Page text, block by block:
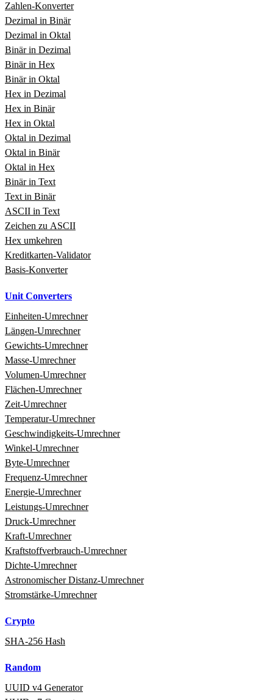
Zahlen‑Konverter
Dezimal in Binär
Dezimal in Oktal
Binär in Dezimal
Binär in Hex
Binär in Oktal
Hex in Dezimal
Hex in Binär
Hex in Oktal
Oktal in Dezimal
Oktal in Binär
Oktal in Hex
Binär in Text
Text in Binär
ASCII in Text
Zeichen zu ASCII
Hex umkehren
Kreditkarten‑Validator
Basis‑Konverter
Unit Converters
Einheiten‑Umrechner
Längen‑Umrechner
Gewichts‑Umrechner
Masse‑Umrechner
Volumen‑Umrechner
Flächen‑Umrechner
Zeit‑Umrechner
Temperatur‑Umrechner
Geschwindigkeits‑Umrechner
Winkel‑Umrechner
Byte‑Umrechner
Frequenz‑Umrechner
Energie‑Umrechner
Leistungs‑Umrechner
Druck‑Umrechner
Kraft‑Umrechner
Kraftstoffverbrauch‑Umrechner
Dichte‑Umrechner
Astronomischer Distanz‑Umrechner
Stromstärke‑Umrechner
Crypto
SHA-256 Hash
Random
UUID v4 Generator